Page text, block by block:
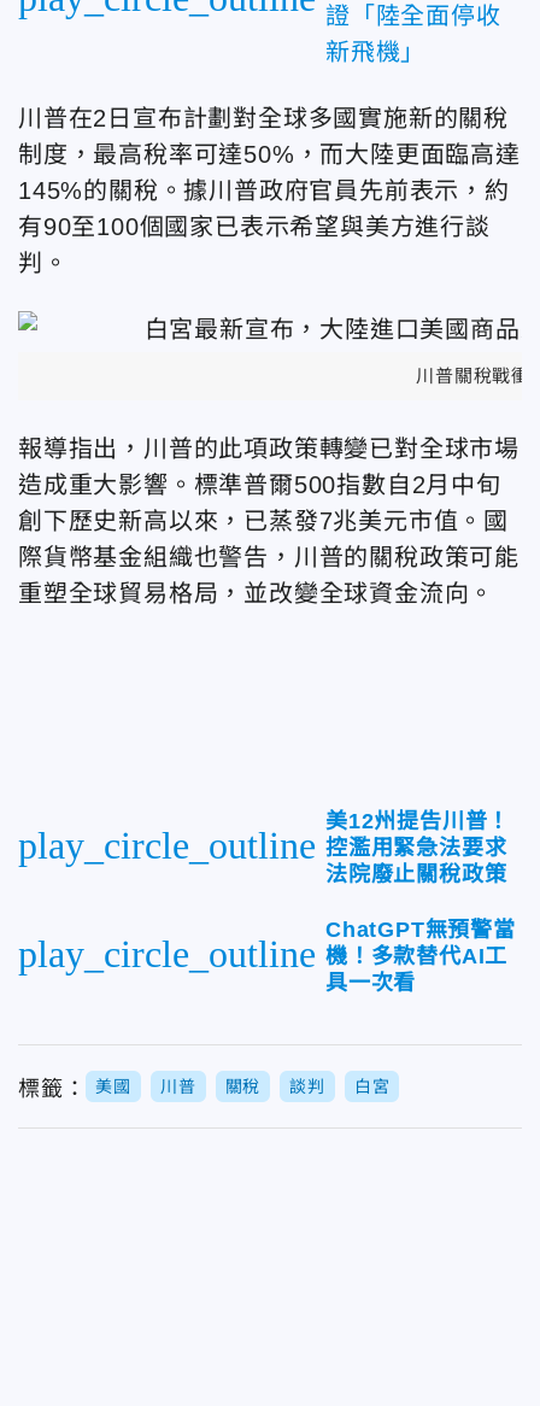
證「陸全面停收
新飛機」
川普在2日宣布計劃對全球多國實施新的關稅
制度，最高稅率可達50%，而大陸更面臨高達
145%的關稅。據川普政府官員先前表示，約
有90至100個國家已表示希望與美方進行談
判。
川普關稅戰衝
報導指出，川普的此項政策轉變已對全球市場
造成重大影響。標準普爾500指數自2月中旬
創下歷史新高以來，已蒸發7兆美元市值。國
際貨幣基金組織也警告，川普的關稅政策可能
重塑全球貿易格局，並改變全球資金流向。
play_circle_outline
美12州提告川普！
控濫用緊急法要求
法院廢止關稅政策
play_circle_outline
ChatGPT無預警當
機！多款替代AI工
具一次看
標籤： 美國 川普 關稅 談判 白宮